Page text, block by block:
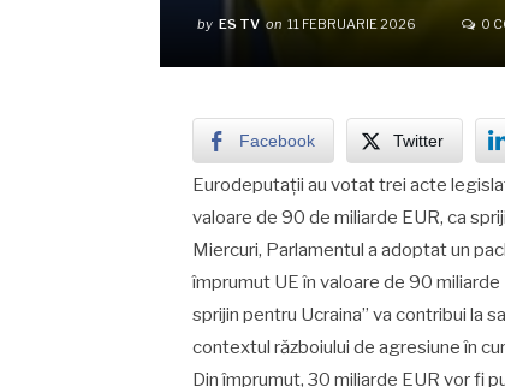
by ES TV on 11 FEBRUARIE 2026 0
Facebook Twitter
Eurodeputații au votat trei acte
valoare de 90 de miliarde EUR, ca
Miercuri, Parlamentul a adoptat un
împrumut UE în valoare de 90
sprijin pentru Ucraina” va contribui la
contextul războiului de agresiune în
Din împrumut, 30 miliarde EUR vor fi